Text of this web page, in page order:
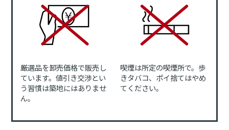
厳選品を卸売価格で販売し
ています。値引き交渉とい
う習慣は築地にはありませ
ん。
喫煙は所定の喫煙所で。歩
きタバコ、ポイ捨てはやめ
てください。